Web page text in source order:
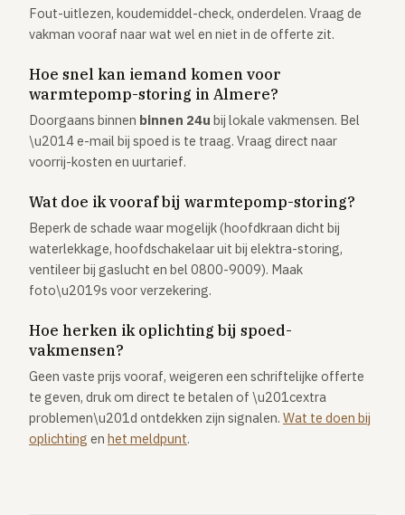
Fout-uitlezen, koudemiddel-check, onderdelen. Vraag de
vakman vooraf naar wat wel en niet in de offerte zit.
Hoe snel kan iemand komen voor
warmtepomp-storing in Almere?
Doorgaans binnen binnen 24u bij lokale vakmensen. Bel
\u2014 e-mail bij spoed is te traag. Vraag direct naar
voorrij-kosten en uurtarief.
Wat doe ik vooraf bij warmtepomp-storing?
Beperk de schade waar mogelijk (hoofdkraan dicht bij
waterlekkage, hoofdschakelaar uit bij elektra-storing,
ventileer bij gaslucht en bel 0800-9009). Maak
foto\u2019s voor verzekering.
Hoe herken ik oplichting bij spoed-
vakmensen?
Geen vaste prijs vooraf, weigeren een schriftelijke offerte
te geven, druk om direct te betalen of \u201cextra
problemen\u201d ontdekken zijn signalen. Wat te doen bij
oplichting en het meldpunt.